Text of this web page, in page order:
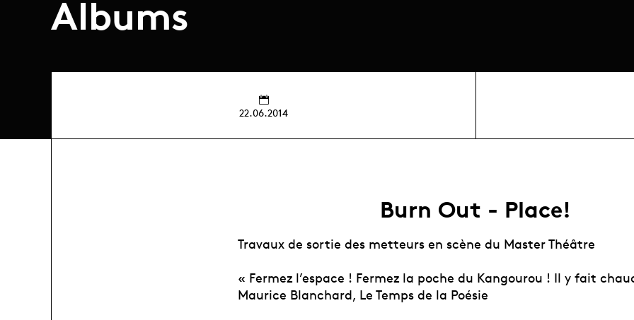
Albums
22.06.2014
Burn Out - Place!
Travaux de sortie des metteurs en scène du Master Théâtre
« Fermez l’espace ! Fermez la poche du Kangourou ! Il y fait
Maurice Blanchard, Le Temps de la Poésie